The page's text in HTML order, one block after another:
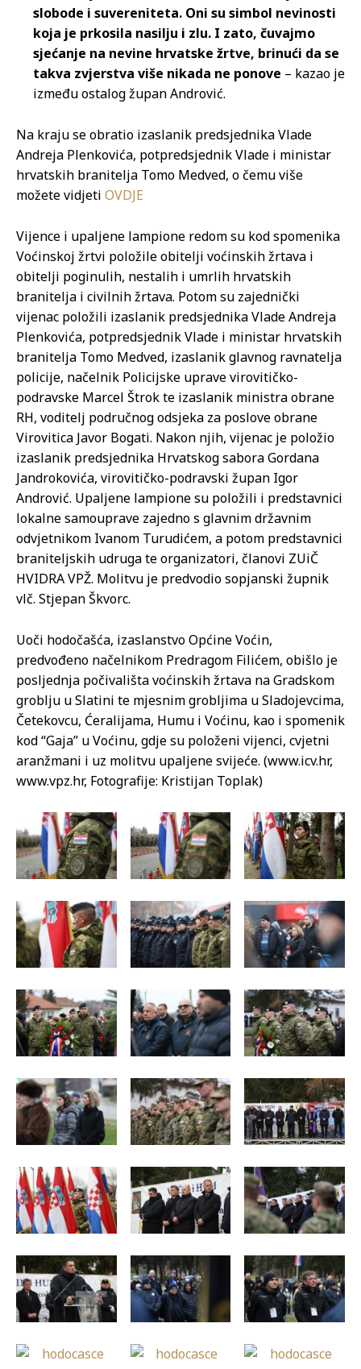
slobode i suvereniteta. Oni su simbol nevinosti
koja je prkosila nasilju i zlu. I zato, čuvajmo
sjećanje na nevine hrvatske žrtve, brinući da se
takva zvjerstva više nikada ne ponove – kazao je
između ostalog župan Andrović.
Na kraju se obratio izaslanik predsjednika Vlade
Andreja Plenkovića, potpredsjednik Vlade i ministar
hrvatskih branitelja Tomo Medved, o čemu više
možete vidjeti OVDJE
Vijence i upaljene lampione redom su kod spomenika
Voćinskoj žrtvi položile obitelji voćinskih žrtava i
obitelji poginulih, nestalih i umrlih hrvatskih
branitelja i civilnih žrtava. Potom su zajednički
vijenac položili izaslanik predsjednika Vlade Andreja
Plenkovića, potpredsjednik Vlade i ministar hrvatskih
branitelja Tomo Medved, izaslanik glavnog ravnatelja
policije, načelnik Policijske uprave virovitičko-
podravske Marcel Štrok te izaslanik ministra obrane
RH, voditelj područnog odsjeka za poslove obrane
Virovitica Javor Bogati. Nakon njih, vijenac je položio
izaslanik predsjednika Hrvatskog sabora Gordana
Jandrokovića, virovitičko-podravski župan Igor
Andrović. Upaljene lampione su položili i predstavnici
lokalne samouprave zajedno s glavnim državnim
odvjetnikom Ivanom Turudićem, a potom predstavnici
braniteljskih udruga te organizatori, članovi ZUiČ
HVIDRA VPŽ. Molitvu je predvodio sopjanski župnik
vlč. Stjepan Škvorc.
Uoči hodočašća, izaslanstvo Općine Voćin,
predvođeno načelnikom Predragom Filićem, obišlo je
posljednja počivališta voćinskih žrtava na Gradskom
groblju u Slatini te mjesnim grobljima u Sladojevcima,
Četekovcu, Ćeralijama, Humu i Voćinu, kao i spomenik
kod “Gaja” u Voćinu, gdje su položeni vijenci, cvjetni
aranžmani i uz molitvu upaljene svijeće. (www.icv.hr,
www.vpz.hr, Fotografije: Kristijan Toplak)